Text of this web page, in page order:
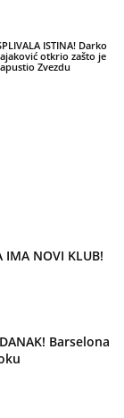
ISTINA! Darko
otkrio zašto je
Zvezdu
IMA NOVI KLUB!
Barselona